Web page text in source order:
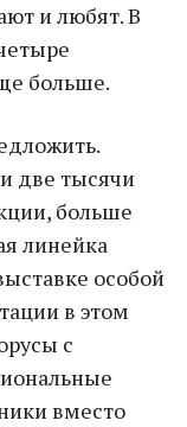
и любят. В
больше.
две тысячи
больше
линейка
особой
в этом
с
вместо